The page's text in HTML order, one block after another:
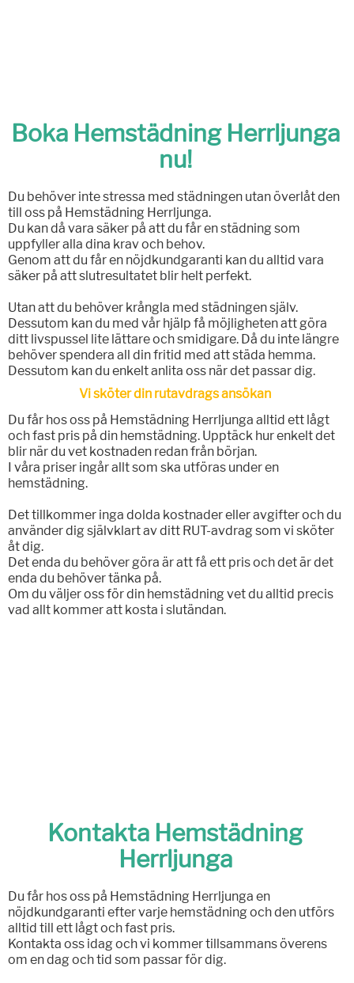
Boka Hemstädning Herrljunga
nu!
Du behöver inte stressa med städningen utan överlåt den
till oss på Hemstädning Herrljunga.
Du kan då vara säker på att du får en städning som
uppfyller alla dina krav och behov.
Genom att du får en nöjdkundgaranti kan du alltid vara
säker på att slutresultatet blir helt perfekt.
Utan att du behöver krångla med städningen själv.
Dessutom kan du med vår hjälp få möjligheten att göra
ditt livspussel lite lättare och smidigare. Då du inte längre
behöver spendera all din fritid med att städa hemma.
Dessutom kan du enkelt anlita oss när det passar dig.
Vi sköter din rutavdrags ansökan
Du får hos oss på Hemstädning Herrljunga alltid ett lågt
och fast pris på din hemstädning. Upptäck hur enkelt det
blir när du vet kostnaden redan från början.
I våra priser ingår allt som ska utföras under en
hemstädning.
Det tillkommer inga dolda kostnader eller avgifter och du
använder dig självklart av ditt RUT-avdrag som vi sköter
åt dig.
Det enda du behöver göra är att få ett pris och det är det
enda du behöver tänka på.
Om du väljer oss för din hemstädning vet du alltid precis
vad allt kommer att kosta i slutändan.
Kontakta Hemstädning
Herrljunga
Du får hos oss på Hemstädning Herrljunga en
nöjdkundgaranti efter varje hemstädning och den utförs
alltid till ett lågt och fast pris.
Kontakta oss idag och vi kommer tillsammans överens
om en dag och tid som passar för dig.